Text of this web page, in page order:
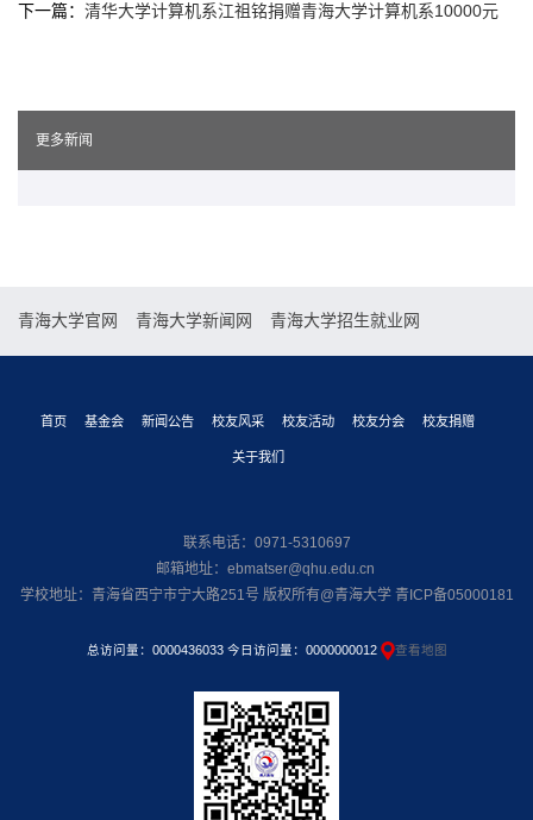
下一篇： 清华大学计算机系江祖铭捐赠青海大学计算机系10000元
更多新闻
青海大学官网 青海大学新闻网 青海大学招生就业网
首页 基金会 新闻公告 校友风采 校友活动 校友分会 校友捐赠
关于我们
联系电话：0971-5310697
邮箱地址：ebmatser@qhu.edu.cn
学校地址：青海省西宁市宁大路251号 版权所有@青海大学 青ICP备05000181
总访问量： 0000436033 今日访问量： 0000000012 查看地图